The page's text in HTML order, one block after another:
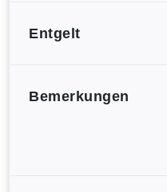
Entgelt
Bemerkungen